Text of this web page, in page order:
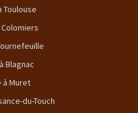
Toulouse
Blagnac
à Muret
du-Touch